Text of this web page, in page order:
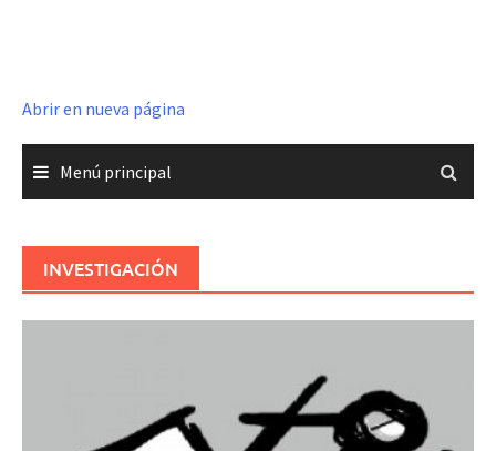
Abrir en nueva página
Menú principal
INVESTIGACIÓN